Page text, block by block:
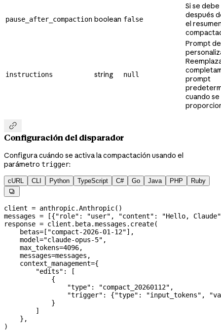
pause_after_compaction boolean false
Si se
después
el
instructions string null
Prompt
prompt
cuando se

Configuración del disparador
Configura cuándo se activa la compactación usando el
parámetro trigger:
cURL CLI Python TypeScript C# Go Java PHP Ruby

client = anthropic.Anthropic()
messages = [{"role" : "user" , "content" :
"Hello, Claude"
response = client.beta.messages.create(
    betas
=[ "compact-2026-01-12"],
    model
="claude-opus-5" ,
    max_tokens
=4096,
    messages
=messages,
    context_management
={
        "edits"
: [
            {
                "type"
: "compact_20260112" ,
                "trigger"
: {"type" : "input_tokens" ,
            }
        ]
    },
)